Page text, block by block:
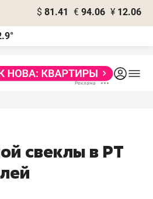
$ 81.41 € 94.06 ¥ 12.06
свеклы в РТ